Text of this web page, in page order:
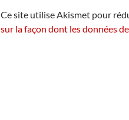
Ce site utilise Akismet pour
sur la façon dont les données